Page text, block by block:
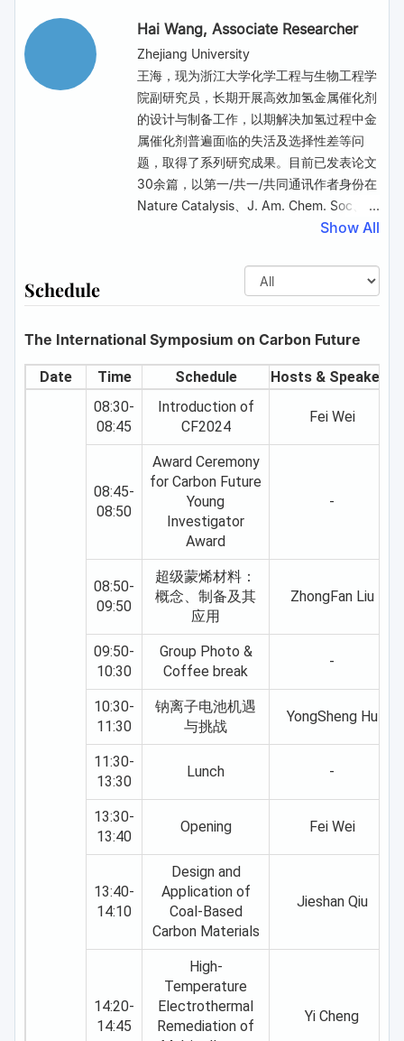
for rational design of multifunctional
materials for photocatalysis. In this talk, I
will primarily focus on the design of
framework materials for improving
reaction efficiency in photocatalysis.
Artificial photosynthesis and organic
transformations are discussed to
showcase the potential of framework
materials in achieving highly efficient
oxides, typical semiconductors in the
field of methane oxidation as model
catalysts, we confirm that the cleavage
of different chemical bonds in CH3O*
intermediates could greatly affect the
conversion pathway of methane, which
has a vital role in product selectivity.
Specifically, it is revealed that the
formation of overoxidation products
could be significantly prevented by the
CH3O* intermediates instead of metal-O
bonds. By manipulating the lattice
electrons transferring from the surface to
directionally inject into the antibonding
orbitals of the C-O bond, resulting in its
selective cleavage. Based on these
findings, we proposed a novel concept
to modulate the methane conversion
pathway to hinder the overoxidation of
target products - the concept of a
hydrogen bonding trap. Taking boron
nitride as a proof-of-concept model, for
the first time it is found that the
designed N H bonds can work as a
hydrogen bonding trap to attract
electrons. Benefitting from this property,
the N H bonds on the BN surface rather
than C-H bonds in formaldehyde prefer
to cleave, greatly suppressing the
continuous dehydrogenation process.
More importantly, formaldehyde will
combine with the released protons,
the designed catalyst shows a 3.8%
conversion rate for methane with a high
methanol generation rate (∼325.4 μmol
g-1 h-1) and selectivity (∼87.0%) under
room temperature and atmospheric
pressure in the absence of extra
oxidants, which is superior among the
reported studies (reaction pressure: <20
bar).
期刊上。主持了国家自然科学基金青年基金
和3项省部级科研项目。
Abstract:
Photocatalytic hydrogen (H2) evolution
reaction represents a highly attractive
approach for directly converting
intermittent solar energy into clean and
storable fuels. Among the developed
photocatalytic materials, polar materials
are considered some of the most
promoting the separation of
photogenerated carriers through a
traditional inorganic polar photocatalytic
bandgaps and poor carrier transport
capability, resulting in low overall
efficiency in photocatalytic hydrogen
production. In this context, we
innovatively proposed introducing
polarization into metal halide materials,
which possess excellent optoelectronic
semiconductor properties, opening a
new field of research in polar metal
halide photocatalysis.
We primarily focused on the design,
synthesis, and semiconductor
performance characterization,
particularly the photocatalytic hydrogen
production performance, of two-
dimensional multilayer metal halide polar
photocatalysts. Firstly, we studied the
structure and dimensional regulation
rules of metal halides and proposed the
performance of low-dimensional metal
halide materials. Subsequently, we
proposed the "cavity-confined rotor"
strategy, achieving the directional
design and synthesis of two-dimensional
multilayer halide polar semiconductors.
Furthermore, combining polarization with
the excellent photoresponse
performance of two-dimensional
multilayer metal halide materials, we
Hai Wang, Associate Researcher
Zhejiang University
王海，现为浙江大学化学工程与生物工程学
院副研究员，长期开展高效加氢金属催化剂
的设计与制备工作，以期解决加氢过程中金
属催化剂普遍面临的失活及选择性差等问
题，取得了系列研究成果。目前已发表论文
30余篇，以第一/共一/共同通讯作者身份在
Nature Catalysis、J. Am. Chem. Soc、
Adv. Funct. Mater.、ACS Catalysis（3
曾获“博新计划”，2023年“中国催化新秀
奖”，2023年中国化工学会“基础研究成果
Abstract:
Supported metal catalysts, which usually
comprise metal NPs supported on the
surface of solid carriers, have been
extensively used in the fine chemical
synthesis, such as the heterogeneous
catalytic hydrogenations. However, for
molecules with strong and preferential
chemisorption on metal surface, the
activity loss of up to two to three orders
of magnitude. For example, during the
hydrogenation of N-heterocyclic
compounds (e.g., pyridines, quinolines,
and amino-containing molecules), the
products can strongly coordinate to the
metal sites and form a densely packed
molecular layer, thus reducing the
accessible metal sites for hydrogenation.
pressure of hydrogen (15~30 MPa) are
usually used in industry to increase the
degree of H2 coverage on metal surface
to boost the hydrogenation.
Furthermore, the strongly-coordinated
(M-M) bonds, leading to the metal
leaching. It is therefore highly desirable
for rational design and synthesis of
supported metal catalyst to boost the
Show All
Schedule
The International Symposium on Carbon Future
Date Time Schedule
Hosts & Speakers
08:30-
08:45
Introduction of
CF2024
Fei Wei
08:45-
08:50
Award Ceremony
for Carbon Future
Young
Investigator
Award
-
08:50-
09:50
超级蒙烯材料：
概念、制备及其
应用
ZhongFan Liu
09:50-
10:30
Group Photo &
Coffee break
-
10:30-
11:30
钠离子电池机遇
与挑战
YongSheng Hu
11:30-
13:30
Lunch -
13:30-
13:40
Opening Fei Wei
13:40-
14:10
Design and
Application of
Coal-Based
Carbon Materials
Jieshan Qiu
14:20-
14:45
High-
Temperature
Electrothermal
Remediation of
Yi Cheng